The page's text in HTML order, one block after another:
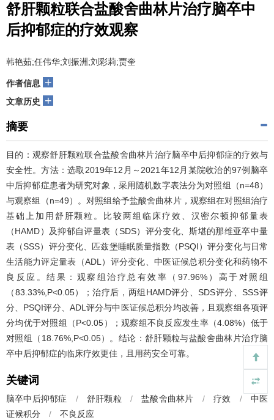
舒肝颗粒联合盐酸舍曲林片治疗脑卒中
后抑郁症的疗效观察
韩艳茹;任伟华;刘振洲;刘彩莉;贾奎
作者信息 +
文章历史 +
摘要
目的：观察舒肝颗粒联合盐酸舍曲林片治疗脑卒中后抑郁症的疗效与
安全性。方法：选取2019年12月～2021年12月某院收治的97例脑卒
中后抑郁症患者为研究对象，采用随机数字表法分为对照组（n=48）
与观察组（n=49）。对照组给予盐酸舍曲林片，观察组在对照组治疗
基础上加用舒肝颗粒。比较两组临床疗效、汉密尔顿抑郁量表
（HAMD）及抑郁自评量表（SDS）评分变化、斯堪的那维亚卒中量
表（SSS）评分变化、匹兹堡睡眠质量指数（PSQI）评分变化与日常
生活能力评定量表（ADL）评分变化、中医证候总积分变化和药物不
良反应。结果：观察组治疗总有效率（97.96%）高于对照组
（83.33%,P<0.05）；治疗后，两组HAMD评分、SDS评分、SSS评
分、PSQI评分、ADL评分与中医证候总积分均改善，且观察组各项评
分均优于对照组（P<0.05）；观察组不良反应发生率（4.08%）低于
对照组（18.76%,P<0.05）。结论：舒肝颗粒与盐酸舍曲林片治疗脑
卒中后抑郁症的临床疗效更佳，且用药安全可靠。
关键词
脑卒中后抑郁症 / 舒肝颗粒 / 盐酸舍曲林片 / 疗效 /
中医
证候积分
/ 不良反应